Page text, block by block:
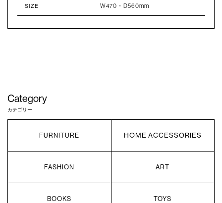
SIZE W470・D560mm
Category
カテゴリー
FURNITURE HOME ACCESSORIES
FASHION ART
BOOKS TOYS